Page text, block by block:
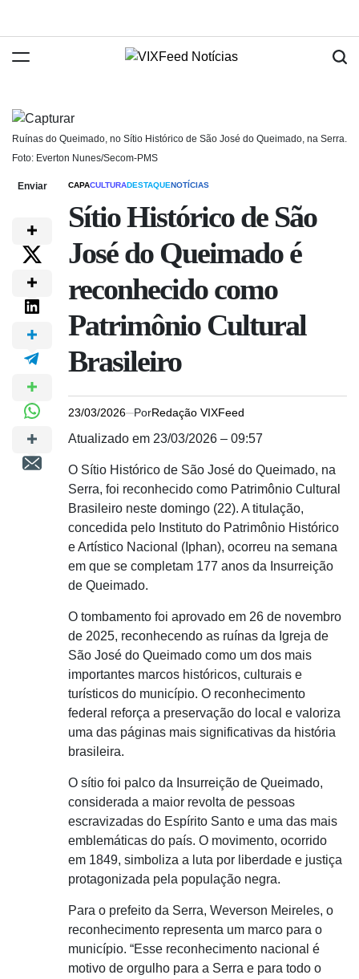
Ruínas do Queimado, no Sítio Histórico de São José do Queimado, na Serra.
Foto: Everton Nunes/Secom-PMS
Enviar CAPACULTURADESTAQUENOTÍCIAS
Sítio Histórico de São
José do Queimado é
reconhecido como
Patrimônio Cultural
Brasileiro
23/03/2026 PorRedação VIXFeed
Atualizado em 23/03/2026 – 09:57
O Sítio Histórico de São José do Queimado, na
Serra, foi reconhecido como Patrimônio Cultural
Brasileiro neste domingo (22). A titulação,
concedida pelo Instituto do Patrimônio Histórico
e Artístico Nacional (Iphan), ocorreu na semana
em que se completam 177 anos da Insurreição
de Queimado.
O tombamento foi aprovado em 26 de novembro
de 2025, reconhecendo as ruínas da Igreja de
São José do Queimado como um dos mais
importantes marcos históricos, culturais e
turísticos do município. O reconhecimento
federal reforça a preservação do local e valoriza
uma das páginas mais significativas da história
brasileira.
O sítio foi palco da Insurreição de Queimado,
considerada a maior revolta de pessoas
escravizadas do Espírito Santo e uma das mais
emblemáticas do país. O movimento, ocorrido
em 1849, simboliza a luta por liberdade e justiça
protagonizada pela população negra.
Para o prefeito da Serra, Weverson Meireles, o
reconhecimento representa um marco para o
município. “Esse reconhecimento nacional é
motivo de orgulho para a Serra e para todo o